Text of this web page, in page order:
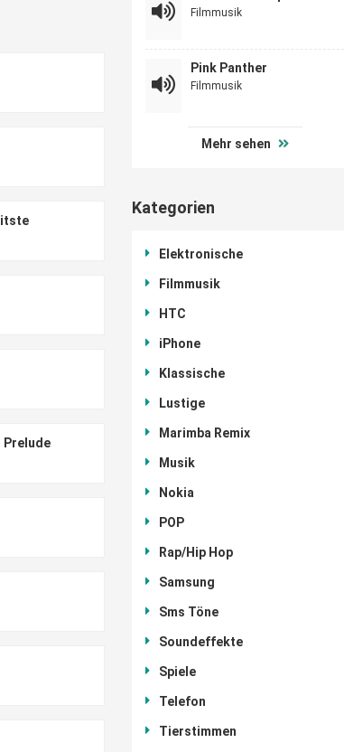
Prelude
Filmmusik
Pink Panther
Filmmusik
Mehr sehen
Kategorien
Elektronische
Filmmusik
HTC
iPhone
Klassische
Lustige
Marimba Remix
Musik
Nokia
POP
Rap/Hip Hop
Samsung
Sms Töne
Soundeffekte
Spiele
Telefon
Tierstimmen